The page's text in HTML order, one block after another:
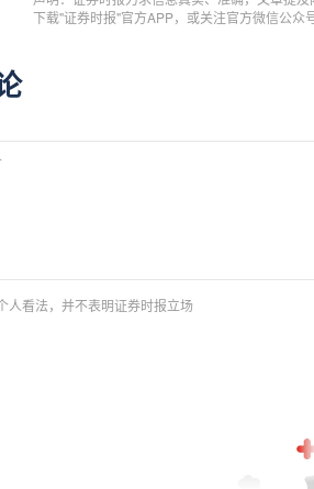
下载"证券时报"官方APP，或关注官方微信公
人看法，并不表明证券时报立场